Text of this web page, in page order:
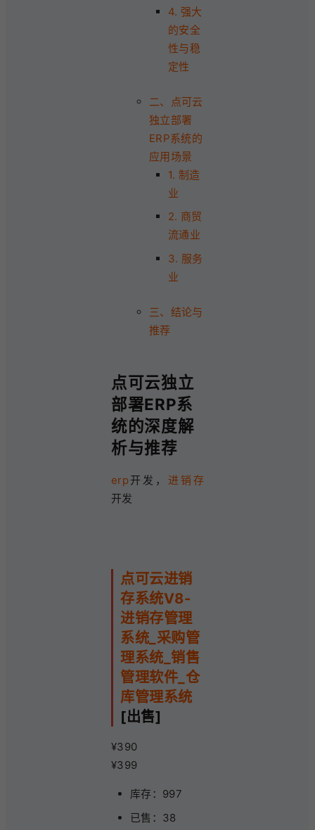
4. 强大
的安全
性与稳
定性
二、点可云
独立部署
ERP系统的
应用场景
1. 制造
业
2. 商贸
流通业
3. 服务
业
三、结论与
推荐
点可云独立
部署ERP系
统的深度解
析与推荐
erp开发， 进销存
开发
点可云进销
存系统V8-
进销存管理
系统_采购管
理系统_销售
管理软件_仓
库管理系统
[出售]
¥390
¥399
库存：997
已售：38